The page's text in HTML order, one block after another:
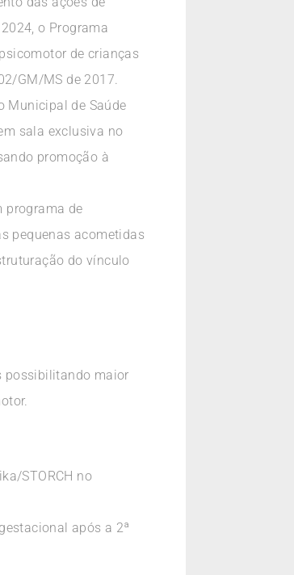
o Programa
de crianças
GM/MS de 2017.
Municipal de Saúde
sala exclusiva no
promoção à
programa de
pequenas acometidas
do vínculo
possibilitando maior
STORCH no
após a 2ª